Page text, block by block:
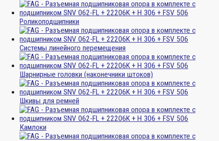
Роликоподшипники
Системы линейного перемещения
Шарнирные головки (наконечники штоков)
Шкивы для ремней
Камлоки